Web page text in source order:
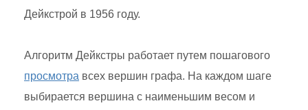
Дейкстрой в 1956 году.
Алгоритм Дейкстры работает путем пошагового
просмотра всех вершин графа. На каждом шаге
выбирается вершина с наименьшим весом и